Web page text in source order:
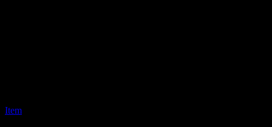
Item